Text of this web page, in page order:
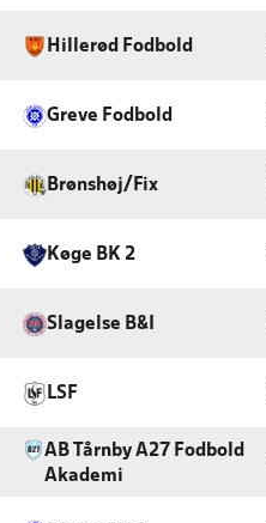
Hillerød Fodbold
Greve Fodbold
Brønshøj/Fix
Køge BK 2
Slagelse B&I
LSF
AB Tårnby A27 Fodbold
Akademi